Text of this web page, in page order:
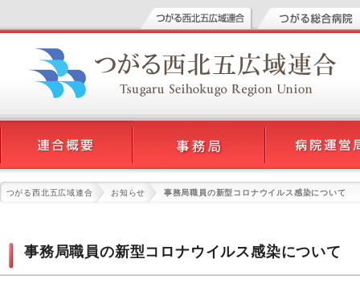
つがる西北五広域連合 お知らせ 事務局職員の新型コロナウイルス感染について
事務局職員の新型コロナウイルス感染について